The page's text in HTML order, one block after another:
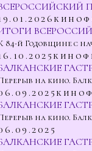
84-й Годовщине с
на кино.
на кино.